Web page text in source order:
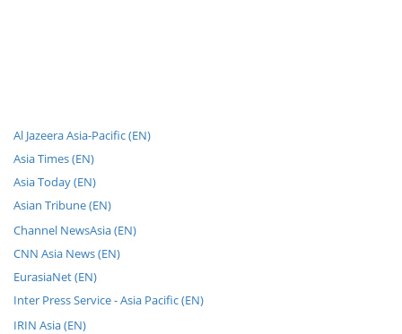
Al Jazeera Asia-Pacific (EN)
Asia Times (EN)
Asia Today (EN)
Asian Tribune (EN)
Channel NewsAsia (EN)
CNN Asia News (EN)
EurasiaNet (EN)
Inter Press Service - Asia Pacific (EN)
IRIN Asia (EN)